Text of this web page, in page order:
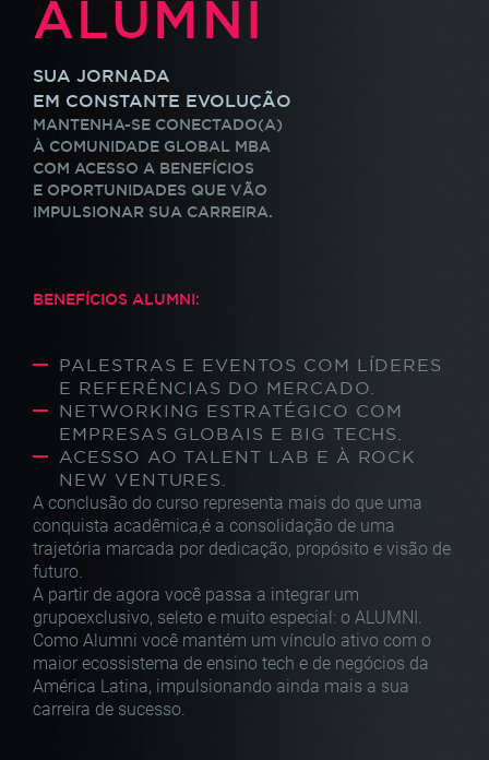
ALUMNI
SUA JORNADA
EM CONSTANTE EVOLUÇÃO
MANTENHA-SE CONECTADO(A)
À COMUNIDADE GLOBAL MBA
COM ACESSO A BENEFÍCIOS
E OPORTUNIDADES QUE VÃO
IMPULSIONAR SUA CARREIRA.
A conclusão do curso representa mais do que uma
conquista acadêmica,é a consolidação de uma
trajetória marcada por dedicação, propósito e visão de
futuro.
A partir de agora você passa a integrar um
grupoexclusivo, seleto e muito especial: o ALUMNI.
Como Alumni você mantém um vínculo ativo com o
maior ecossistema de ensino tech e de negócios da
América Latina, impulsionando ainda mais a sua
carreira de sucesso.
BENEFÍCIOS ALUMNI:
PALESTRAS E EVENTOS COM LÍDERES
E REFERÊNCIAS DO MERCADO.
NETWORKING ESTRATÉGICO COM
EMPRESAS GLOBAIS E BIG TECHS.
ACESSO AO TALENT LAB E À ROCK
NEW VENTURES.